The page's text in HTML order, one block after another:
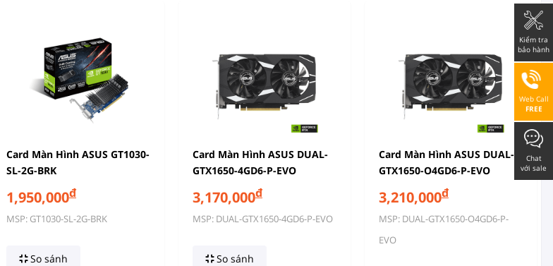
Card Màn Hình ASUS GT1030-
SL-2G-BRK
1,950,000đ
MSP: GT1030-SL-2G-BRK
So sánh
Card Màn Hình ASUS DUAL-
GTX1650-4GD6-P-EVO
3,170,000đ
MSP: DUAL-GTX1650-4GD6-P-EVO
So sánh
Card Màn Hình ASUS DUAL-
GTX1650-O4GD6-P-EVO
3,210,000đ
MSP: DUAL-GTX1650-O4GD6-P-
EVO
Kiểm tra
bảo hành
Web Call
FREE
Chat
với sale